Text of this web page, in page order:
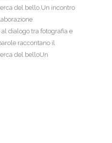
del bello.Un incontro
dialogo tra fotografia e
raccontano il
del belloUn